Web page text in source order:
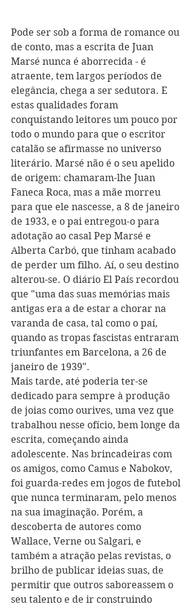
Pode ser sob a forma de romance ou
de conto, mas a escrita de Juan
Marsé nunca é aborrecida - é
atraente, tem largos períodos de
elegância, chega a ser sedutora. E
estas qualidades foram
conquistando leitores um pouco por
todo o mundo para que o escritor
catalão se afirmasse no universo
literário. Marsé não é o seu apelido
de origem: chamaram-lhe Juan
Faneca Roca, mas a mãe morreu
para que ele nascesse, a 8 de janeiro
de 1933, e o pai entregou-o para
adotação ao casal Pep Marsé e
Alberta Carbó, que tinham acabado
de perder um filho. Aí, o seu destino
alterou-se. O diário El País recordou
que "uma das suas memórias mais
antigas era a de estar a chorar na
varanda de casa, tal como o paí,
quando as tropas fascistas entraram
triunfantes em Barcelona, a 26 de
janeiro de 1939".
Mais tarde, até poderia ter-se
dedicado para sempre à produção
de joias como ourives, uma vez que
trabalhou nesse ofício, bem longe da
escrita, começando ainda
adolescente. Nas brincadeiras com
os amigos, como Camus e Nabokov,
foi guarda-redes em jogos de futebol
que nunca terminaram, pelo menos
na sua imaginação. Porém, a
descoberta de autores como
Wallace, Verne ou Salgari, e
também a atração pelas revistas, o
brilho de publicar ideias suas, de
permitir que outros saboreassem o
seu talento e de ir construindo